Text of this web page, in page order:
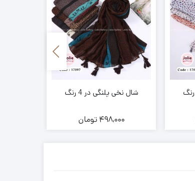
شال نخی پلنگی در 4 رنگ
498,000 تومان